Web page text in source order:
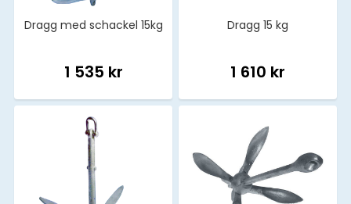
Dragg med schackel 15kg
1 535 kr
Dragg 15 kg
1 610 kr